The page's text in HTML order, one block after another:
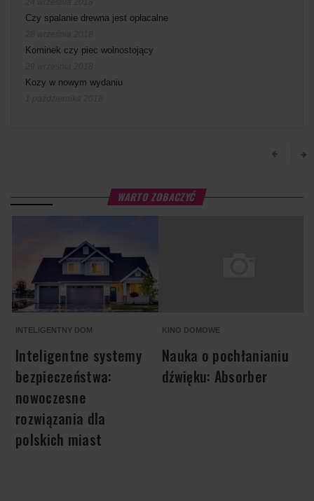
Czy spalanie drewna jest opłacalne
Kominek czy piec wolnostojący
Kozy w nowym wydaniu
WARTO ZOBACZYĆ
INTELIGENTNY DOM
Inteligentne systemy
bezpieczeństwa:
nowoczesne
rozwiązania dla
polskich miast
KINO DOMOWE
Nauka o pochłanianiu
dźwięku: Absorber